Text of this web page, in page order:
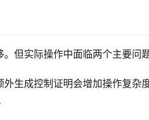
但实际操作中面临两个主要问
生成控制证明会增加操作复杂